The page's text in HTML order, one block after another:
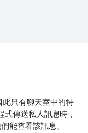
此只有聊天室中的特
式傳送私人訊息時，
能查看該訊息。